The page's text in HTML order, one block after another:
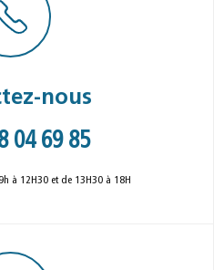
nous
04 69 85
à 12H30 et de 13H30 à 18H